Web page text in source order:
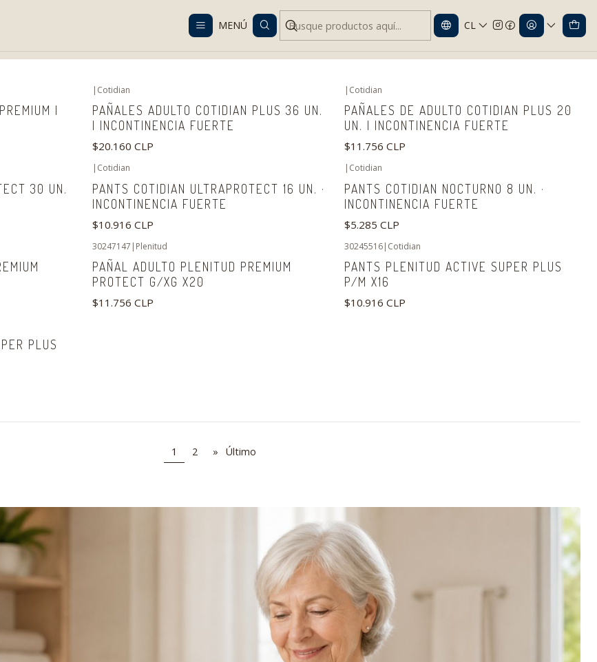
MENÚ CL
Despacho gratis en RM desde $100.000. Revisa las condiciones.
Pañales y pants para adultos
|
| Cotidian
PAÑALES ADULTO COTIDIAN PLUS 36 UN.
| INCONTINENCIA FUERTE
$20.160 CLP
| Cotidian
PAÑALES DE ADULTO COTIDIAN PLUS 20
UN. | INCONTINENCIA FUERTE
$11.756 CLP
30 UN.
| Cotidian
PANTS COTIDIAN ULTRAPROTECT 16 UN. ·
INCONTINENCIA FUERTE
$10.916 CLP
| Cotidian
PANTS COTIDIAN NOCTURNO 8 UN. ·
INCONTINENCIA FUERTE
$5.285 CLP
30247147 | Plenitud
PAÑAL ADULTO PLENITUD PREMIUM
PROTECT G/XG X20
$11.756 CLP
30245516| Cotidian
PANTS PLENITUD ACTIVE SUPER PLUS
P/M X16
$10.916 CLP
PLUS
1 2 » Último